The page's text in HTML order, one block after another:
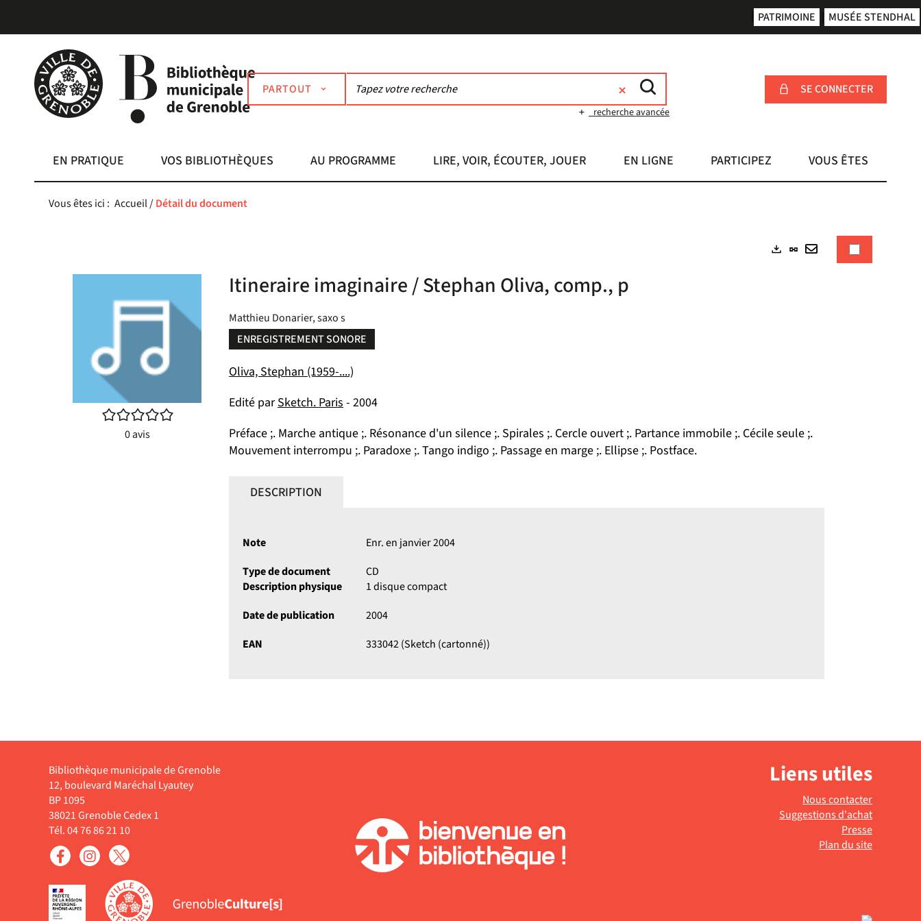
menu
contenu
la
PATRIMOINE MUSÉE STENDHAL
PARTOUT
recherche avancée
SE CONNECTER
EN PRATIQUE VOS BIBLIOTHÈQUES AU PROGRAMME LIRE, VOIR, ÉCOUTER, JOUER EN LIGNE PARTICIPEZ VOUS ÊTES
Vous êtes ici : Accueil/Détail du document
Lien
permanent
Envoyer
/5
0avis
Itineraire imaginaire / Stephan Oliva, comp., p
Matthieu Donarier, saxo s
ENREGISTREMENT SONORE
Oliva, Stephan (1959-....)
Edité parSketch. Paris- 2004
Préface ;. Marche antique ;. Résonance d'un silence ;. Spirales ;. Cercle ouvert ;. Partance immobile ;. Cécile seule ;.
Mouvement interrompu ;. Paradoxe ;. Tango indigo ;. Passage en marge ;. Ellipse ;. Postface.
DESCRIPTION
Note
Enr. en janvier 2004
Type de document
CD
Description physique
1 disque compact
Date de publication
2004
EAN
333042 (Sketch (cartonné))
Bibliothèque municipale de Grenoble
12, boulevard Maréchal Lyautey
BP 1095
38021 Grenoble Cedex 1
Tél. 04 76 86 21 10
Liens utiles
Nous contacter
Suggestions d'achat
Presse
Plan du site